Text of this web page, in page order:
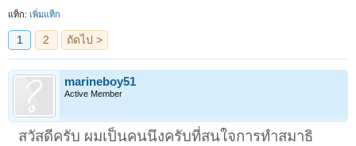
แท็ก: เพิ่มแท็ก
marineboy51
Active Member
สวัสดีครับ ผมเป็นคนนึงครับที่สนใจการทำสมาธิ